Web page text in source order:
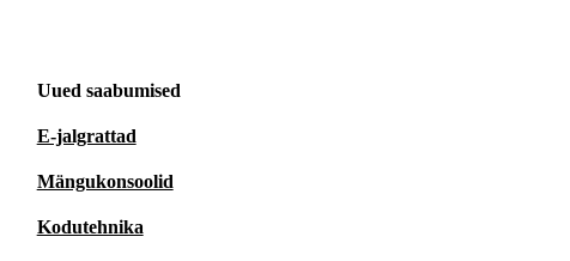
Uued saabumised
E-jalgrattad
Mängukonsoolid
Kodutehnika